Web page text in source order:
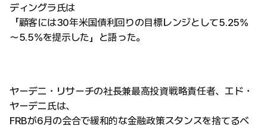
ディングラ氏は
「顧客には30年米国債利回りの目標レンジとして5.25%
～5.5%を提示した」と語った。
ヤーデニ・リサーチの社長兼最高投資戦略責任者、エド・
ヤーデニ氏は、
FRBが6月の会合で緩和的な金融政策スタンスを捨てるべ